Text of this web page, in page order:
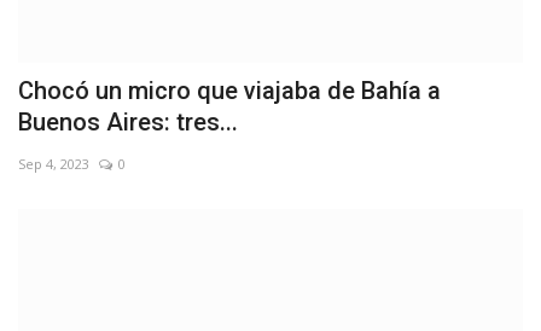
Chocó un micro que viajaba de Bahía a
Buenos Aires: tres...
Sep 4, 2023 0